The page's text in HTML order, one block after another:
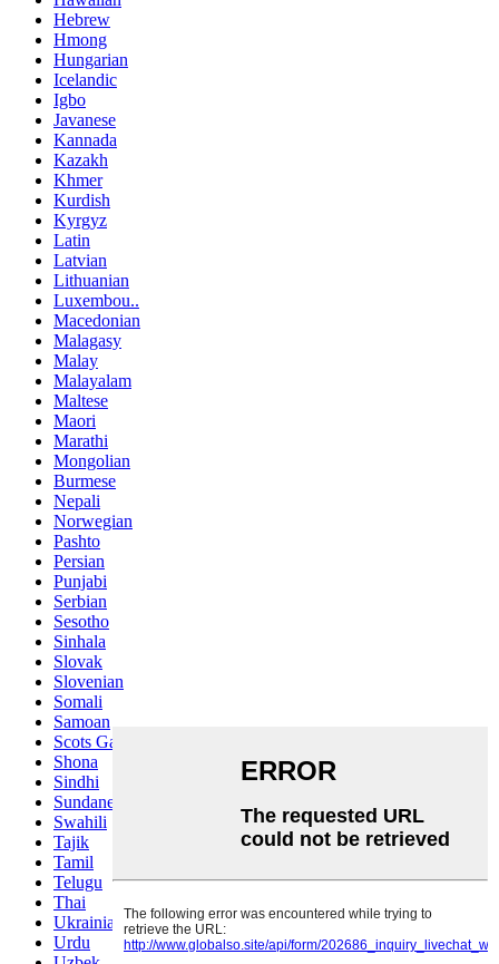
Hebrew
Hmong
Hungarian
Icelandic
Igbo
Javanese
Kannada
Kazakh
Khmer
Kurdish
Kyrgyz
Latin
Latvian
Lithuanian
Luxembou..
Macedonian
Malagasy
Malay
Malayalam
Maltese
Maori
Marathi
Mongolian
Burmese
Nepali
Norwegian
Pashto
Persian
Punjabi
Serbian
Sesotho
Sinhala
Slovak
Slovenian
Somali
Samoan
Scots Gaelic
Shona
Sindhi
Sundanese
Swahili
Tajik
Tamil
Telugu
Thai
Ukrainian
Urdu